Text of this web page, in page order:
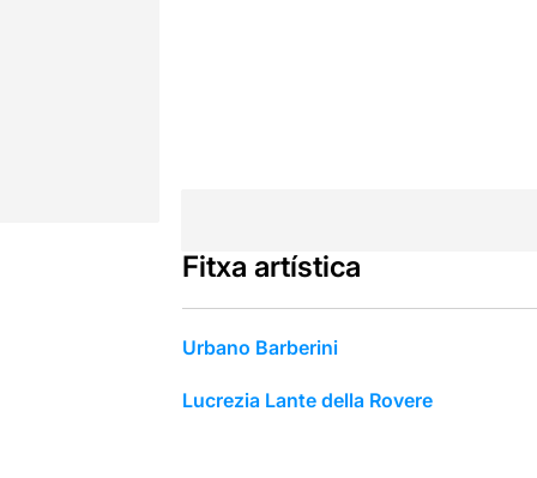
Fitxa artística
Urbano Barberini
Lucrezia Lante della Rovere